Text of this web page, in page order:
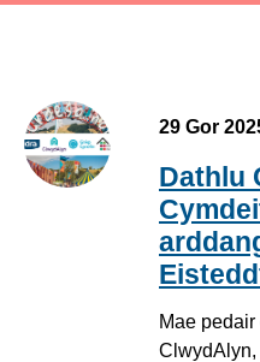
29 Gor
Dathlu
Mae
ClwydAlyn,